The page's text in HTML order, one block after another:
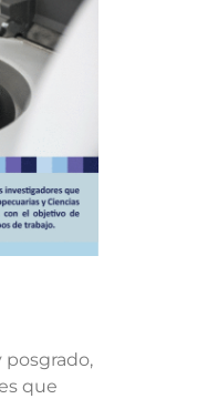
posgrado,
que